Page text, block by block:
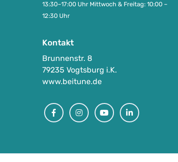
13:30–17:00 Uhr Mittwoch & Freitag: 10:00 –
12:30 Uhr
Kontakt
Brunnenstr. 8
79235 Vogtsburg i.K.
www.beitune.de
FacebookInstagramYoutubeLinkedin